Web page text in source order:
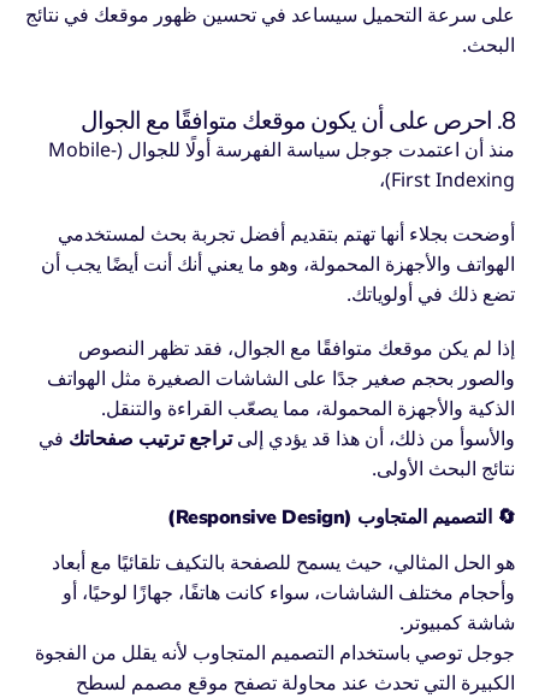
على سرعة التحميل سيساعد في تحسين ظهور موقعك في نتائج
البحث.
8. احرص على أن يكون موقعك متوافقًا مع الجوال
منذ أن اعتمدت جوجل سياسة الفهرسة أولًا للجوال (Mobile-
First Indexing)،
أوضحت بجلاء أنها تهتم بتقديم أفضل تجربة بحث لمستخدمي
الهواتف والأجهزة المحمولة، وهو ما يعني أنك أنت أيضًا يجب أن
تضع ذلك في أولوياتك.
إذا لم يكن موقعك متوافقًا مع الجوال، فقد تظهر النصوص
والصور بحجم صغير جدًا على الشاشات الصغيرة مثل الهواتف
الذكية والأجهزة المحمولة، مما يصعّب القراءة والتنقل.
والأسوأ من ذلك، أن هذا قد يؤدي إلىتراجع ترتيب صفحاتك في
نتائج البحث الأولى.
🔄التصميم المتجاوب (Responsive Design)
هو الحل المثالي، حيث يسمح للصفحة بالتكيف تلقائيًا مع أبعاد
وأحجام مختلف الشاشات، سواء كانت هاتفًا، جهازًا لوحيًا، أو
شاشة كمبيوتر.
جوجل توصي باستخدام التصميم المتجاوب لأنه يقلل من الفجوة
الكبيرة التي تحدث عند محاولة تصفح موقع مصمم لسطح